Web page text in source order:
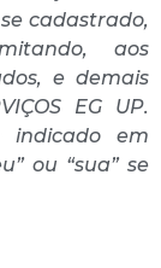
cadastrado,
aos
e demais
EG UP.
indicado em
ou “sua” se